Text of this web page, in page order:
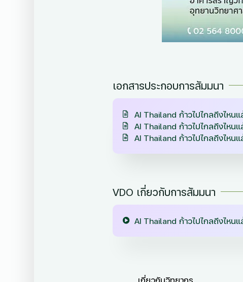
เอกสารประกอบการสัมมนา
AI Thailand ก้าวไปไกลถึงไห
AI Thailand ก้าวไปไกลถึงไห
AI Thailand ก้าวไปไกลถึงไห
VDO เกี่ยวกับการสัมมนา
AI Thailand ก้าวไปไกลถึงไหนแ
เกี่ยวกับวิทยากร